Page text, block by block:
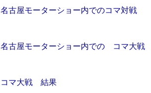
名古屋モーターショー内でのコマ対戦
名古屋モーターショー内での コマ大戦
コマ大戦 結果